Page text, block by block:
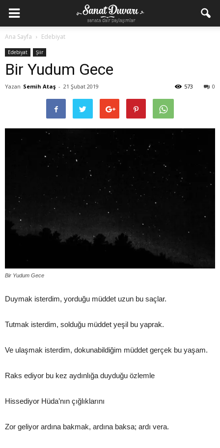
Ana Sayfa Edebiyat
Edebiyat Şiir
Bir Yudum Gece
Yazan Semih Ataş - 21 Şubat 2019 0
573
Bir Yudum Gece
Duymak isterdim, yorduğu müddet uzun bu saçlar.
Tutmak isterdim, solduğu müddet yeşil bu yaprak.
Ve ulaşmak isterdim, dokunabildiğim müddet gerçek bu yaşam.
Raks ediyor bu kez aydınlığa duyduğu özlemle
Hissediyor Hüda’nın çığlıklarını
Zor geliyor ardına bakmak, ardına baksa; ardı vera.